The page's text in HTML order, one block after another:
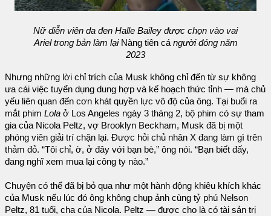
Nữ diễn viên da đen Halle Bailey được chọn vào vai
Ariel trong bản làm lại Nàng tiên cángười đóng năm
2023
Nhưng những lời chỉ trích của Musk không chỉ đến từ sự không
ưa cái việc tuyển dụng dung hợp và kế hoạch thức tỉnh — mà chủ
yếu liên quan đến cơn khát quyền lực vô độ của ông. Tại buổi ra
mắt phim Lola ở Los Angeles ngày 3 tháng 2, bộ phim có sự tham
gia của Nicola Peltz, vợ Brooklyn Beckham, Musk đã bị một
phóng viên giải trí chặn lại. Được hỏi chủ nhân X đang làm gì trên
thảm đỏ. “Tôi chỉ, ờ, ở đây với bạn bè,” ông nói. “Bạn biết đấy,
đang nghĩ xem mua lại công ty nào.”
Chuyện có thể đã bị bỏ qua như một hành động khiêu khích khác
của Musk nếu lúc đó ông không chụp ảnh cùng tỷ phú Nelson
Peltz, 81 tuổi, cha của Nicola. Peltz — được cho là có tài sản trị